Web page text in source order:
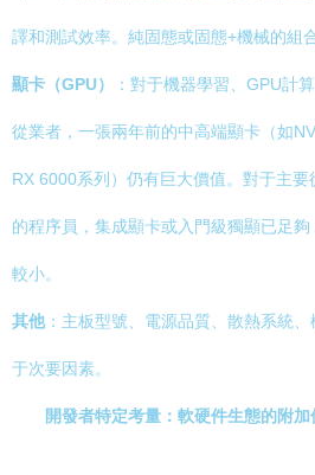
譯和測試效率。純固態或固態+機械的組
顯卡（GPU） ：對于機器學習、GPU計
從業者，一張兩年前的中高端顯卡（如
RX 6000系列）仍有巨大價值。對于主
的程序員，集成顯卡或入門級獨顯已足
較小。
其他：主板型號、電源品質、散熱系統
于次要因素。
開發者特定考量：軟硬件生態的附加